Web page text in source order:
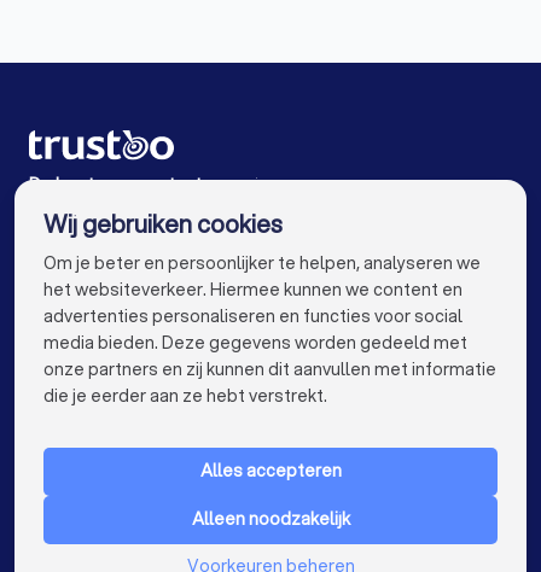
Accountants in Den Haag
Accountants in Utrecht
Accountants in Eindhoven
Accountants in Groningen
Accountants in Almere
Accountants in Breda
Accountants in Nijmegen
Accountants in Enschede
Accountants in Haarlem
Accountants in Apeldoorn
Accountants in Den Bosch
Accountants in Maastricht
Accountants in Leiden
De beste accountants voor jou
VOOR PARTICULIEREN keyboard_arrow_down
Nederland
Wij gebruiken cookies
Om je beter en persoonlijker te helpen, analyseren we
het websiteverkeer. Hiermee kunnen we content en
advertenties personaliseren en functies voor social
media bieden. Deze gegevens worden gedeeld met
onze partners en zij kunnen dit aanvullen met informatie
die je eerder aan ze hebt verstrekt.
Alles accepteren
Alleen noodzakelijk
Voorkeuren beheren